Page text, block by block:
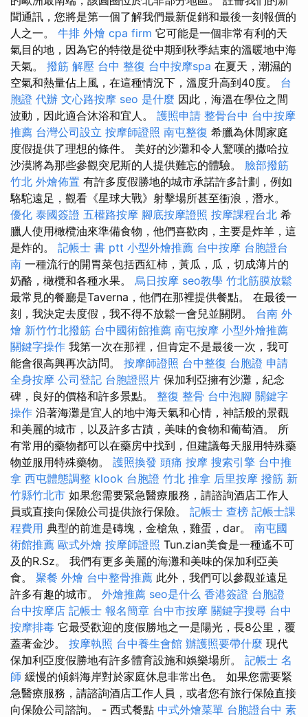
聞通訊，您將是第一個了解我們最新促銷和最後一刻報價的
人之一。 牛排 外燴 cpa firm 它可能是一個非常有利的天
氣目的地，因為它的特徵是從中期到秋季結束的溫暖地中海
天氣。 撥筋 解壓 台中 整復 台中按摩spa 在夏天，潮濕的
空氣和熱量佔上風，在這種情況下，溫度升高到40度。 台
胞證 代辦 文心路按摩 seo 是什麼 因此，海溫在學位之間
波動，因此適合沐浴和宜人。 護照申請 整骨台中 台中按摩
推薦 台灣公司設立 按摩師證照 南屯整復 希臘為休閒家庭
度假提供了理想的條件。 美好的沙灘和令人驚嘆的撒哈拉
沙漠將為那些參觀突尼斯的人提供難忘的體驗。 臉部撥筋
竹北 外燴佈置 有許多度假勝地的城市承諾許多計劃，例如
駱駝遠足，觀看《星球大戰》射擊場所甚至衝浪，潛水。
優化 泰國簽證 五權路按摩 腳底按摩證照 按摩課程台北 希
臘人使用橄欖油來準備食物，他們喜歡肉，主要是炸羊，這
是炸的。 記帳士 書 ptt 小型外燴推薦 台中按摩 台胞證台
南 一種流行的開胃菜包括西紅柿，黃瓜，瓜，切成薄片的
奶酪，橄欖和各種水果。 烏日按摩 seo教學 竹北筋膜放鬆
最常見的餐廳是Taverna，他們在那裡提供餐點。 在最後一
刻，我決定去度假，我不得不放鬆一會兒並關閉。 台南 外
燴 新竹竹北撥筋 台中國術館推薦 南屯按摩 小型外燴推薦
關鍵字操作 我第一次在那裡，但肯定不是最後一次，我可
能會很高興再次訪問。 按摩師證照 台中整復 台胞證 申請
全身按摩 公司登記 台胞證照片 保加利亞擁有沙灘，紀念
碑，良好的價格和許多景點。 整復 整骨 台中泡腳 關鍵字
操作 沿著海灘是宜人的地中海天氣和心情，神話般的景觀
和美麗的城市，以及許多古蹟，美味的食物和葡萄酒。 所
有常用的藥物都可以在藥房中找到，但建議每天服用特殊藥
物並服用特殊藥物。 護照換發 頭痛 按摩 搜索引擎 台中推
拿 西屯體態調整 klook 台胞證 竹北 推拿 后里按摩 撥筋 新
竹縣竹北市 如果您需要緊急醫療服務，請諮詢酒店工作人
員或直接向保險公司提供旅行保險。 記帳士 查榜 記帳士課
程費用 典型的前進是磚塊，金槍魚，雞蛋，dar。 南屯國
術館推薦 歐式外燴 按摩師證照 Tun.zian美食是一種遙不可
及的R.Sz。 我們有更多美麗的海灘和美味的保加利亞美
食。 聚餐 外燴 台中整骨推薦 此外，我們可以參觀並遠足
許多有趣的城市。 外燴推薦 seo是什么 香港簽證 台胞證
台中按摩店 記帳士 報名簡章 台中市按摩 關鍵字搜尋 台中
按摩排毒 它最受歡迎的度假勝地之一是陽光，長8公里，覆
蓋著金沙。 按摩執照 台中養生會館 辦護照要帶什麼 現代
保加利亞度假勝地有許多體育設施和娛樂場所。 記帳士 名
師 緩慢的傾斜海岸對於家庭休息非常出色。 如果您需要緊
急醫療服務，請諮詢酒店工作人員，或者您有旅行保險直接
向保險公司諮詢。 - 西式餐點 中式外燴菜單 台胞證台中 素